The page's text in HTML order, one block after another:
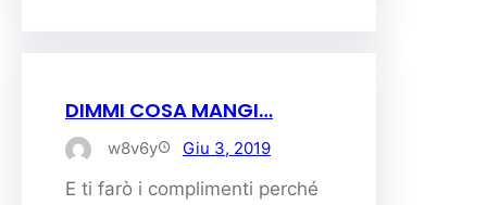
DIMMI COSA MANGI…
w8v6y Giu 3, 2019
E ti farò i complimenti perché